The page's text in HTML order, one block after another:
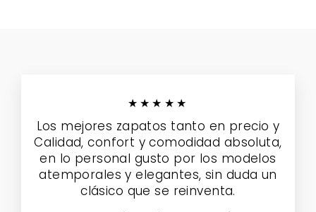
★★★★★
Los mejores zapatos tanto en precio y
Calidad, confort y comodidad absoluta,
en lo personal gusto por los modelos
atemporales y elegantes, sin duda un
clásico que se reinventa.